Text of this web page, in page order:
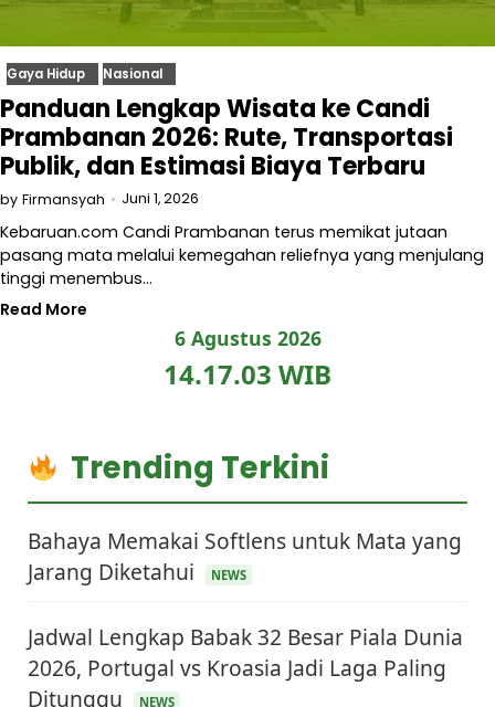
Gaya Hidup Nasional
Panduan Lengkap Wisata ke Candi
Prambanan 2026: Rute, Transportasi
Publik, dan Estimasi Biaya Terbaru
by Firmansyah Juni 1, 2026
Kebaruan.com Candi Prambanan terus memikat jutaan
pasang mata melalui kemegahan reliefnya yang menjulang
tinggi menembus…
Read More
6 Agustus 2026
14.17.03 WIB
Trending Terkini
Bahaya Memakai Softlens untuk Mata yang
Jarang Diketahui
NEWS
Jadwal Lengkap Babak 32 Besar Piala Dunia
2026, Portugal vs Kroasia Jadi Laga Paling
Ditunggu
NEWS